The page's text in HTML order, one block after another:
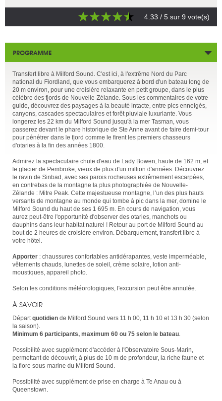
4.33 / 5 sur 9 vote(s)
PROGRAMME
Transfert libre à Milford Sound. C'est ici, à l'extrême Nord du Parc
national du Fiordland, que vous embarquerez à bord d'un bateau long de
20 m environ, pour une croisière relaxante en petit groupe, dans le plus
célèbre des fjords de Nouvelle-Zélande. Sous les commentaires de votre
guide, découvrez des paysages à la beauté intacte, entre pics enneigés,
canyons, cascades spectaculaires et forêt pluviale luxuriante. Vous
longerez les 22 km du Milford Sound jusqu'à la mer Tasman, vous
passerez devant le phare historique de Ste Anne avant de faire demi-tour
pour pénétrer dans le fjord comme le firent les premiers chasseurs
d'otaries à la fin des années 1800.
Admirez la spectaculaire chute d'eau de Lady Bowen, haute de 162 m, et
le glacier de Pembroke, vieux de plus d'un million d'années. Découvrez
le ravin de Sinbad, avec ses parois rocheuses extrêmement escarpées,
en contrebas de la montagne la plus photographiée de Nouvelle-
Zélande : Mitre Peak. Cette majestueuse montagne, l’un des plus hauts
versants de montagne au monde qui tombe à pic dans la mer, domine le
Milford Sound du haut de ses 1 695 m. En cours de navigation, vous
aurez peut-être l'opportunité d'observer des otaries, manchots ou
dauphins dans leur habitat naturel ! Retour au port de Milford Sound au
bout de 2 heures de croisière environ. Débarquement, transfert libre à
votre hôtel.
Apporter : chaussures confortables antidérapantes, veste imperméable,
vêtements chauds, lunettes de soleil, crème solaire, lotion anti-
moustiques, appareil photo.
Selon les conditions météorologiques, l'excursion peut être annulée.
À SAVOIR
Départ quotidien de Milford Sound vers 11 h 00, 11 h 10 et 13 h 30 (selon
la saison).
Minimum 6 participants, maximum 60 ou 75 selon le bateau
Possibilité avec supplément d'accéder à l'Observatoire Sous-Marin,
permettant de découvrir, à plus de 10 m de profondeur, la riche faune et
la flore sous-marine du Milford Sound.
Possibilité avec supplément de prise en charge à Te Anau ou à
Queenstown.